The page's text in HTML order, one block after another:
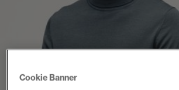
Cookie Banner